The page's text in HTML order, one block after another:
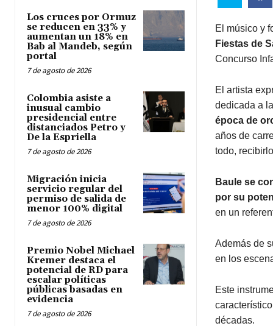
Los cruces por Ormuz
se reducen en 33% y
aumentan un 18% en
Bab al Mandeb, según
portal
7 de agosto de 2026
Colombia asiste a
inusual cambio
presidencial entre
distanciados Petro y
De la Espriella
7 de agosto de 2026
Migración inicia
servicio regular del
permiso de salida de
menor 100% digital
7 de agosto de 2026
Premio Nobel Michael
Kremer destaca el
potencial de RD para
escalar políticas
públicas basadas en
evidencia
7 de agosto de 2026
El músico y
Fiestas de
Concurso
El artista
dedicada a
época de
años de
todo,
Baule se
por su
en un
Además de
en los
Este
décadas.